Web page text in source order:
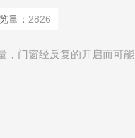
量： 2826
，门窗经反复的开启而可能